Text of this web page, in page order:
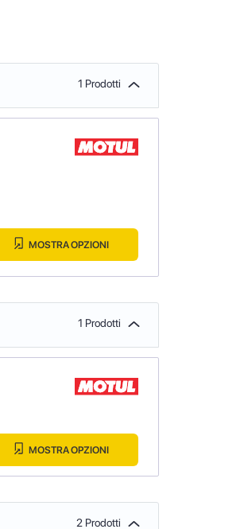
1 Prodotti
MOSTRA OPZIONI
1 Prodotti
MOSTRA OPZIONI
2 Prodotti